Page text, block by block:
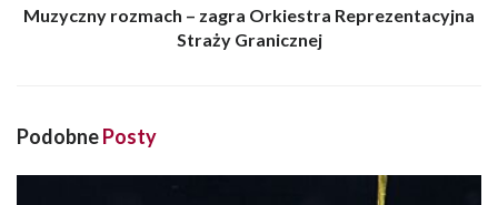
Muzyczny rozmach – zagra Orkiestra Reprezentacyjna
Straży Granicznej
PodobnePosty